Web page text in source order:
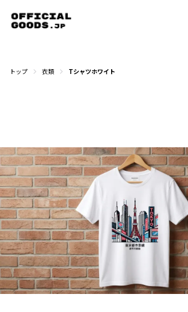
トップ 衣類 Tシャツホワイト